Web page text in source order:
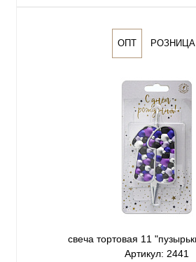
ОПТ РОЗНИЦА
Артикул: 2441